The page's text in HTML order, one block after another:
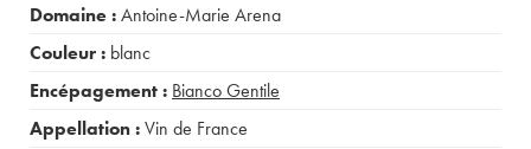
Domaine :Antoine-Marie Arena
Couleur : blanc
Encépagement : Bianco Gentile
Appellation :Vin de France